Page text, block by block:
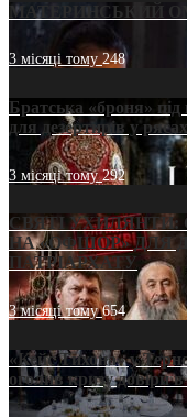
МАТЕРИНСЬКИЙ
3 місяці тому248
Братська «броня»
для дезертирів у
3 місяці тому292
СВЯТІ
НА «ОФШОР» ДЛЯ
ПАТРІАРХАТУ
3 місяці тому654
«Кейс Тихона» у
оголив кризу довіри